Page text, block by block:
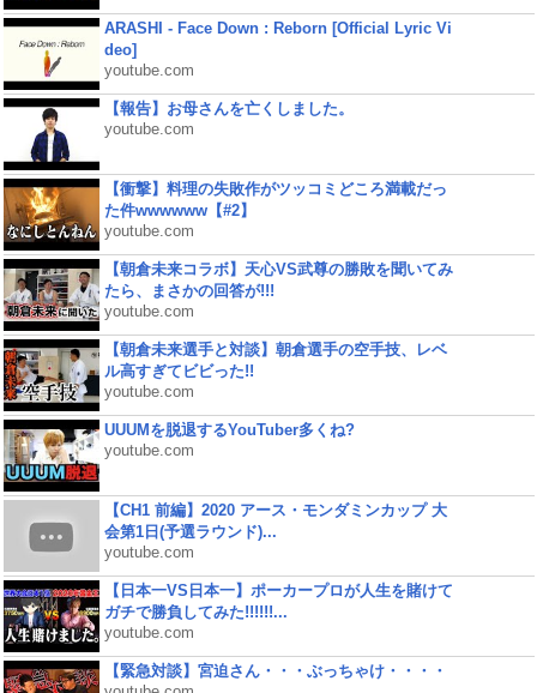
ARASHI - Face Down : Reborn [Official Lyric Vi
deo]
youtube.com
【報告】お母さんを亡くしました。
youtube.com
【衝撃】料理の失敗作がツッコミどころ満載だっ
た件wwwwww【#2】
youtube.com
【朝倉未来コラボ】天心VS武尊の勝敗を聞いてみ
たら、まさかの回答が!!!
youtube.com
【朝倉未来選手と対談】朝倉選手の空手技、レベ
ル高すぎてビビった!!
youtube.com
UUUMを脱退するYouTuber多くね?
youtube.com
【CH1 前編】2020 アース・モンダミンカップ 大
会第1日(予選ラウンド)...
youtube.com
【日本一VS日本一】ポーカープロが人生を賭けて
ガチで勝負してみた!!!!!!...
youtube.com
【緊急対談】宮迫さん・・・ぶっちゃけ・・・・